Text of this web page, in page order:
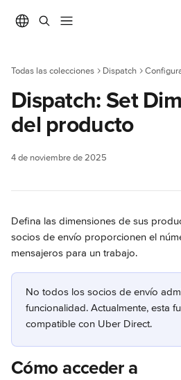
Todas las colecciones Dispatch
Dispatch: Set
del producto
4 de noviembre de 2025
Defina las dimensiones de sus
socios de envío proporcionen el
mensajeros para un trabajo.
No todos los socios de envío
funcionalidad. Actualmente, esta
compatible con Uber Direct.
Cómo acceder a